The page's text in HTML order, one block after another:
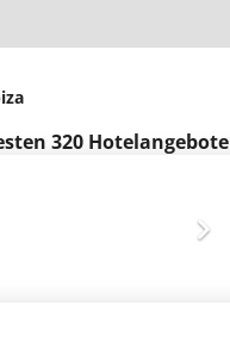
320 Hotelangebote